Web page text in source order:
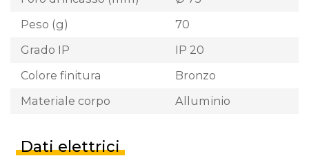
Peso (g)
70
Grado IP
IP 20
Colore finitura
Bronzo
Materiale corpo
Alluminio
Dati elettrici